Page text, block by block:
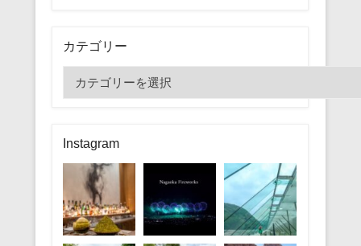
カテゴリー
テ
リ
ー
Instagram